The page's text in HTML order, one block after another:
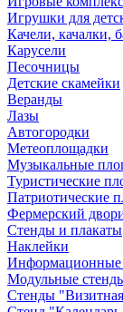
Игрушки для
Качели, качалки,
Карусели
Песочницы
Детские скамейки
Веранды
Лазы
Автогородки
Метеоплощадки
Музыкальные
Туристические
Патриотические
Фермерский
Стенды и плакаты
Наклейки
Информационные
Модульные
Стенды "Визитная